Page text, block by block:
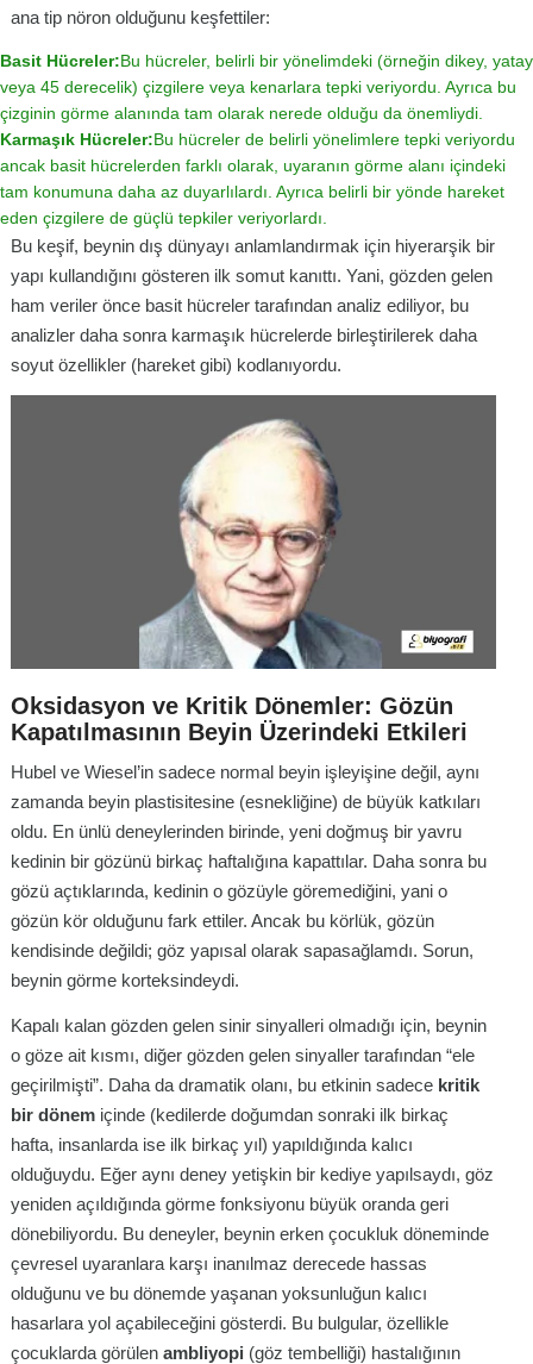
ana tip nöron olduğunu keşfettiler:
Basit Hücreler:Bu hücreler, belirli bir yönelimdeki (örneğin dikey, yatay
veya 45 derecelik) çizgilere veya kenarlara tepki veriyordu. Ayrıca bu
çizginin görme alanında tam olarak nerede olduğu da önemliydi.
Karmaşık Hücreler:Bu hücreler de belirli yönelimlere tepki veriyordu
ancak basit hücrelerden farklı olarak, uyaranın görme alanı içindeki
tam konumuna daha az duyarlılardı. Ayrıca belirli bir yönde hareket
eden çizgilere de güçlü tepkiler veriyorlardı.
Bu keşif, beynin dış dünyayı anlamlandırmak için hiyerarşik bir
yapı kullandığını gösteren ilk somut kanıttı. Yani, gözden gelen
ham veriler önce basit hücreler tarafından analiz ediliyor, bu
analizler daha sonra karmaşık hücrelerde birleştirilerek daha
soyut özellikler (hareket gibi) kodlanıyordu.
Oksidasyon ve Kritik Dönemler: Gözün
Kapatılmasının Beyin Üzerindeki Etkileri
Hubel ve Wiesel’in sadece normal beyin işleyişine değil, aynı
zamanda beyin plastisitesine (esnekliğine) de büyük katkıları
oldu. En ünlü deneylerinden birinde, yeni doğmuş bir yavru
kedinin bir gözünü birkaç haftalığına kapattılar. Daha sonra bu
gözü açtıklarında, kedinin o gözüyle göremediğini, yani o
gözün kör olduğunu fark ettiler. Ancak bu körlük, gözün
kendisinde değildi; göz yapısal olarak sapasağlamdı. Sorun,
beynin görme korteksindeydi.
Kapalı kalan gözden gelen sinir sinyalleri olmadığı için, beynin
o göze ait kısmı, diğer gözden gelen sinyaller tarafından “ele
geçirilmişti”. Daha da dramatik olanı, bu etkinin sadece kritik
bir dönem içinde (kedilerde doğumdan sonraki ilk birkaç
hafta, insanlarda ise ilk birkaç yıl) yapıldığında kalıcı
olduğuydu. Eğer aynı deney yetişkin bir kediye yapılsaydı, göz
yeniden açıldığında görme fonksiyonu büyük oranda geri
dönebiliyordu. Bu deneyler, beynin erken çocukluk döneminde
çevresel uyaranlara karşı inanılmaz derecede hassas
olduğunu ve bu dönemde yaşanan yoksunluğun kalıcı
hasarlara yol açabileceğini gösterdi. Bu bulgular, özellikle
çocuklarda görülen ambliyopi (göz tembelliği) hastalığının